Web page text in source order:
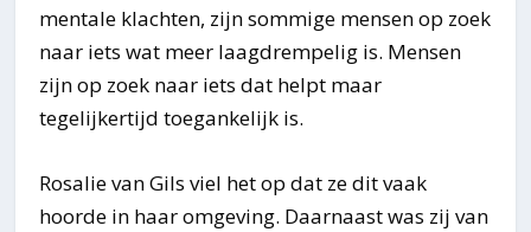
mentale klachten, zijn sommige mensen op zoek
naar iets wat meer laagdrempelig is. Mensen
zijn op zoek naar iets dat helpt maar
tegelijkertijd toegankelijk is.
Rosalie van Gils viel het op dat ze dit vaak
hoorde in haar omgeving. Daarnaast was zij van